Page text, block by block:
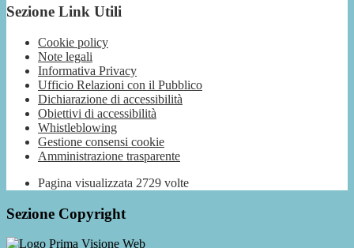
Sezione Link Utili
Cookie policy
Note legali
Informativa Privacy
Ufficio Relazioni con il Pubblico
Dichiarazione di accessibilità
Obiettivi di accessibilità
Whistleblowing
Gestione consensi cookie
Amministrazione trasparente
Pagina visualizzata 2729 volte
Sezione Copyright